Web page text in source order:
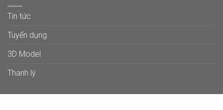
Tin tức
Tuyển dụng
3D Model
Thanh lý